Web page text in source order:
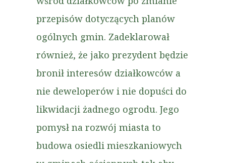
przepisów dotyczących planów
ogólnych gmin. Zadeklarował
również, że jako prezydent będzie
bronił interesów działkowców a
nie deweloperów i nie dopuści do
likwidacji żadnego ogrodu. Jego
pomysł na rozwój miasta to
budowa osiedli mieszkaniowych